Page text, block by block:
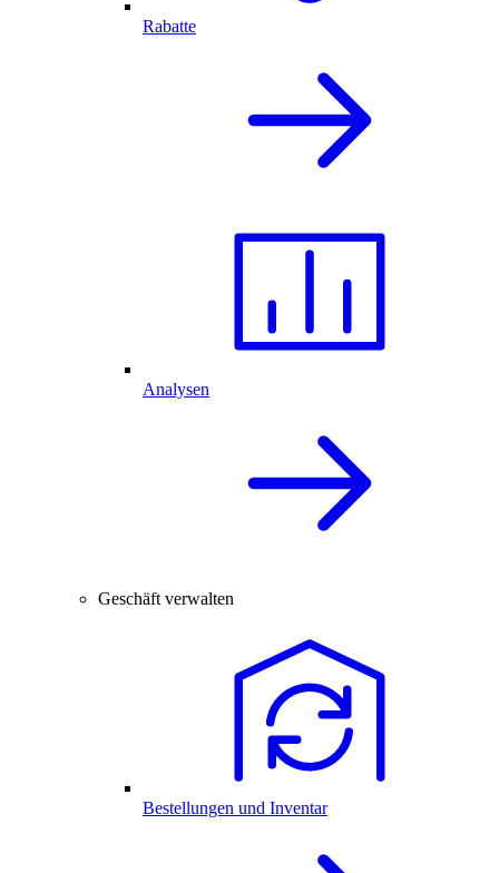
Rabatte
Analysen
Geschäft verwalten
Bestellungen und Inventar